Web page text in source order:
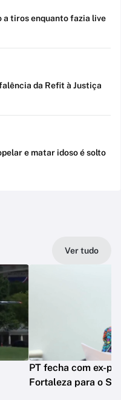
tiros enquanto fazia live
da Refit à Justiça
e matar idoso é solto
Ver tudo
PT fecha com ex-
Fortaleza para o